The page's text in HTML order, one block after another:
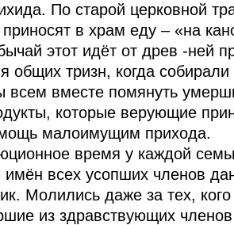
По старой церковной
в храм еду – «на
этот идёт от древ -ней
общих тризн, когда
всем вместе помянуть
которые верующие
малоимущим прихода.
время у каждой
имён всех усопших членов
Молились даже за тех,
из здравствующих